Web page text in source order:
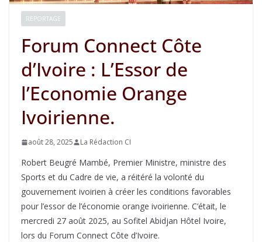
REPORTAGE
Forum Connect Côte
d’Ivoire : L’Essor de
l’Economie Orange
Ivoirienne.
août 28, 2025 La Rédaction CI
Robert Beugré Mambé, Premier Ministre, ministre des
Sports et du Cadre de vie, a réitéré la volonté du
gouvernement ivoirien à créer les conditions favorables
pour l’essor de l’économie orange ivoirienne. C’était, le
mercredi 27 août 2025, au Sofitel Abidjan Hôtel Ivoire,
lors du Forum Connect Côte d’Ivoire.